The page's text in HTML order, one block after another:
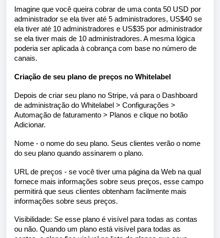
Imagine que você queira cobrar de uma conta 50 USD por
administrador se ela tiver até 5 administradores, US$40 se
ela tiver até 10 administradores e US$35 por administrador
se ela tiver mais de 10 administradores. A mesma lógica
poderia ser aplicada à cobrança com base no número de
canais.
Criação de seu plano de preços no Whitelabel
Depois de criar seu plano no Stripe, vá para o Dashboard
de administração do Whitelabel > Configurações >
Automação de faturamento > Planos e clique no botão
Adicionar.
Nome - o nome do seu plano. Seus clientes verão o nome
do seu plano quando assinarem o plano.
URL de preços - se você tiver uma página da Web na qual
fornece mais informações sobre seus preços, esse campo
permitirá que seus clientes obtenham facilmente mais
informações sobre seus preços.
Visibilidade: Se esse plano é visível para todas as contas
ou não. Quando um plano está visível para todas as